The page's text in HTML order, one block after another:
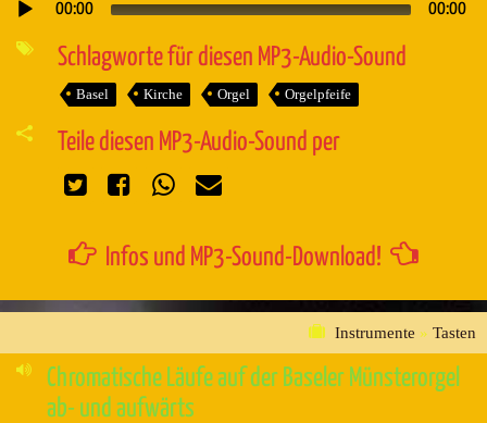
Audio-
00:00 00:00
Schlagworte für diesen MP3-Audio-Sound
Basel Kirche Orgel Orgelpfeife
Teile diesen MP3-Audio-Sound per
Infos und MP3-Sound-Download!
Instrumente » Tasten
Chromatische Läufe auf der Baseler Münsterorgel
ab- und aufwärts